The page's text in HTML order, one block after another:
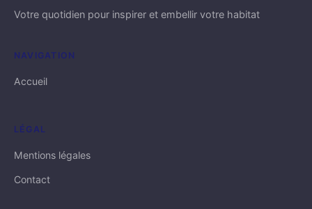
Votre quotidien pour inspirer et embellir votre habitat
NAVIGATION
Accueil
LÉGAL
Mentions légales
Contact